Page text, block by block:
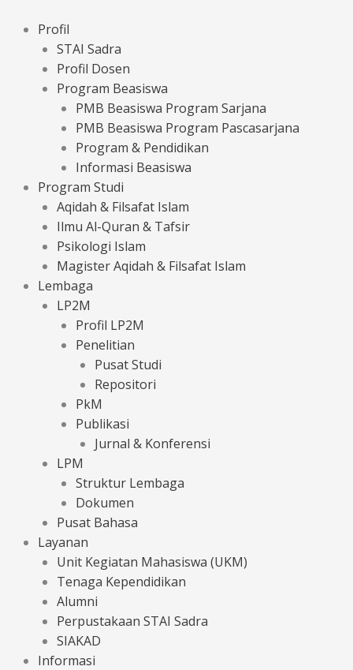
Profil
STAI Sadra
Profil Dosen
Program Beasiswa
PMB Beasiswa Program Sarjana
PMB Beasiswa Program Pascasarjana
Program & Pendidikan
Informasi Beasiswa
Program Studi
Aqidah & Filsafat Islam
Ilmu Al-Quran & Tafsir
Psikologi Islam
Magister Aqidah & Filsafat Islam
Lembaga
LP2M
Profil LP2M
Penelitian
Pusat Studi
Repositori
PkM
Publikasi
Jurnal & Konferensi
LPM
Struktur Lembaga
Dokumen
Pusat Bahasa
Layanan
Unit Kegiatan Mahasiswa (UKM)
Tenaga Kependidikan
Alumni
Perpustakaan STAI Sadra
SIAKAD
Informasi